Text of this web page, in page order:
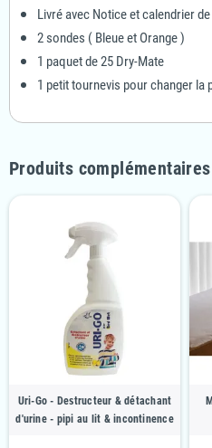
Livré avec Notice et calendrier
2 sondes ( Bleue et Orange )
1 paquet de 25 Dry-Mate
1 petit tournevis pour changer la
Produits complémentaires
Uri-Go - Destructeur & détachant
d'urine - pipi au lit & incontinence